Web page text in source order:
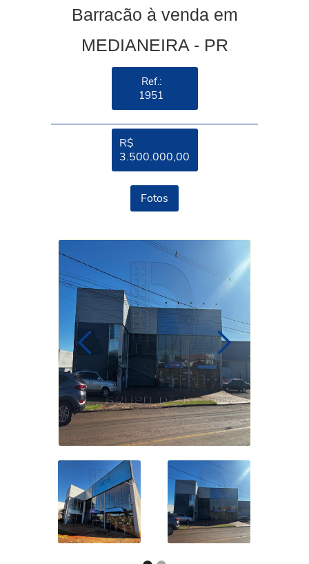
Barracão à venda em
MEDIANEIRA - PR
Ref.:
1951
R$
3.500.000,00
Fotos